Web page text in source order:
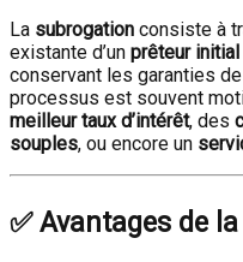
La subrogation consiste à
existante d’un prêteur
conservant les garanties de
processus est souvent
meilleur taux d’intérêt, des
souples, ou encore un
✅ Avantages de